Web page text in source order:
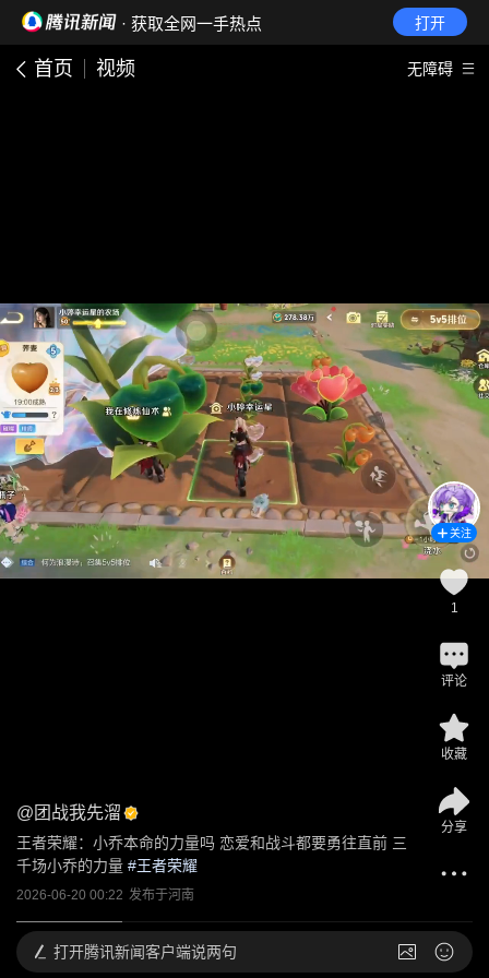
· 获取全网一手热点 打开
首页 视频 无障碍
@ 团战我先溜
王者荣耀：小乔本命的力量吗 恋爱和战斗都要勇往直前 三
千场小乔的力量 #王者荣耀
2026-06-20 00:22 发布于河南
关注
1
评论
收藏
分享
打开腾讯新闻客户端说两句